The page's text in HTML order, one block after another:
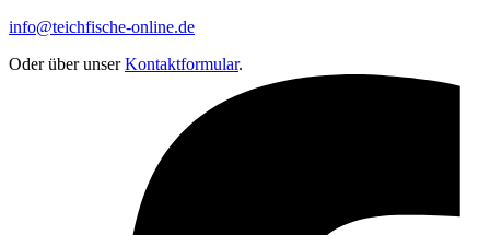
info@teichfische-online.de
Oder über unserKontaktformular.